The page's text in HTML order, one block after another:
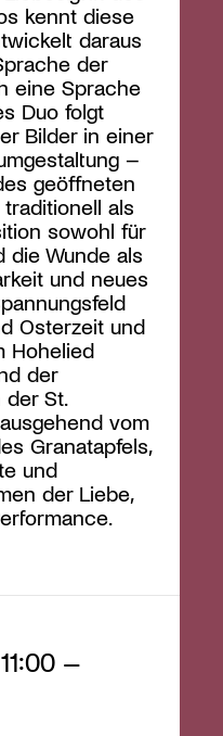
kennt diese
daraus
der
eine Sprache
Duo folgt
Bilder in einer
–
geöffneten
als
sowohl für
die Wunde als
und neues
Osterzeit und
Hohelied
der
St.
vom
Granatapfels,
und
der Liebe,
–